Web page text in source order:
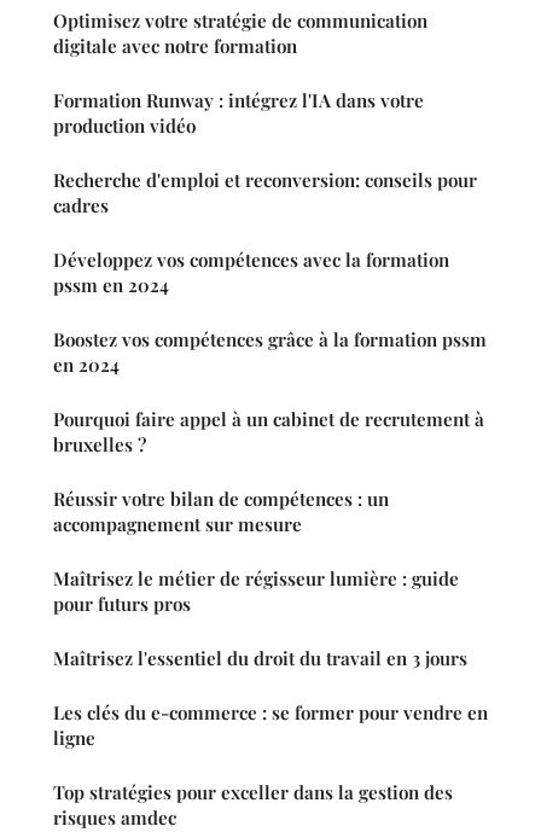
Optimisez votre stratégie de communication
digitale avec notre formation
Formation Runway : intégrez l'IA dans votre
production vidéo
Recherche d'emploi et reconversion: conseils pour
cadres
Développez vos compétences avec la formation
pssm en 2024
Boostez vos compétences grâce à la formation pssm
en 2024
Pourquoi faire appel à un cabinet de recrutement à
bruxelles ?
Réussir votre bilan de compétences : un
accompagnement sur mesure
Maîtrisez le métier de régisseur lumière : guide
pour futurs pros
Maîtrisez l'essentiel du droit du travail en 3 jours
Les clés du e-commerce : se former pour vendre en
ligne
Top stratégies pour exceller dans la gestion des
risques amdec